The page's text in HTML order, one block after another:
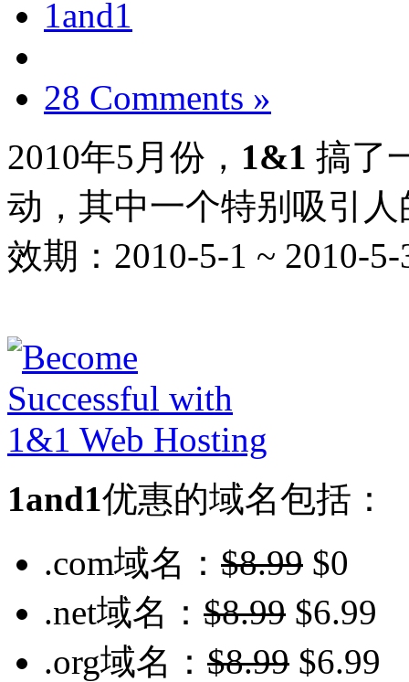
1and1
28 Comments »
2010年5月份， 1&1 搞了
动，其中一个特别吸引
效期：2010-5-1 ~ 2010-5-
1and1优惠的域名包括：
.com域名： $8.99 $0
.net域名： $8.99 $6.99
.org域名： $8.99 $6.99